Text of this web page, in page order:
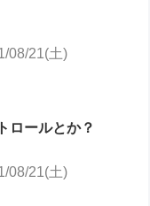
08/21(土)
ロールとか？
08/21(土)